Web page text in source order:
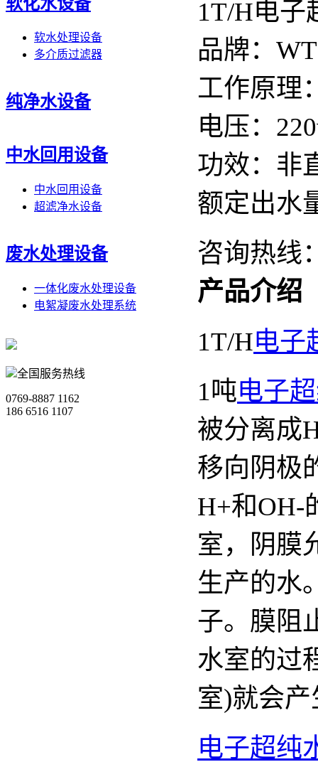
软水处理设备
多介质过滤器
纯净水设备
中水回用设备
中水回用设备
超滤净水设备
废水处理设备
一体化废水处理设备
电絮凝废水处理系统
全国服务热线
0769-8887 1162
186 6516 1107
1T/H电子
品牌：
工作原理
电压：
功效：非
额定出水
咨询热线
产品介绍
1T/H电子
1吨电子
被分离成
移向阴极
H+和OH-
室，阴膜
生产的水
子。膜阻
水室的过
室)就会
电子超纯